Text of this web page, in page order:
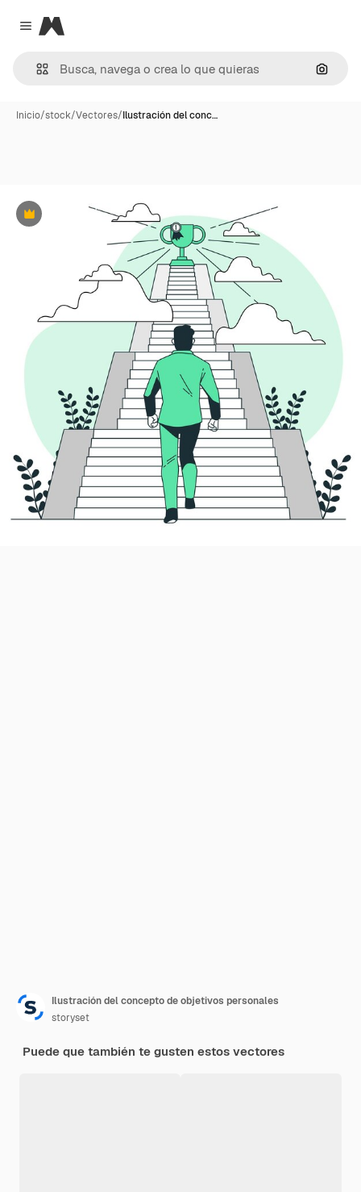
Close menu
Magnific
Inicio/stock/Vectores/Ilustración del conc…
Premium
Ilustración del concepto de objetivos personales
storyset
Puede que también te gusten estos vectores